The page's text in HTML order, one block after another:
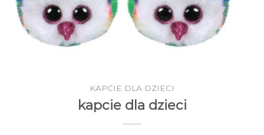
KAPCIE DLA DZIECI
kapcie dla dzieci